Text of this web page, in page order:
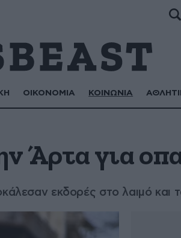
ΟΙΚΟΝΟΜΙΑ ΚΟΙΝΩΝΙΑ
Άρτα για
εκδορές στο λαιμό και